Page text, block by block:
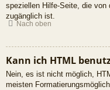
speziellen Hilfe-Seite, die von
zugänglich ist.
Nach oben
Kann ich HTML
Nein, es ist nicht möglich,
meisten